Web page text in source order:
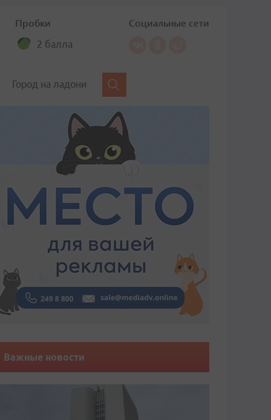
Пробки
2 балла
Социальные сети
Город на ладони
Важные новости